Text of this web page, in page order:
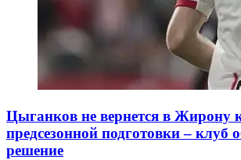
Цыганков не вернется в Жирону
предсезонной подготовки – клуб
решение